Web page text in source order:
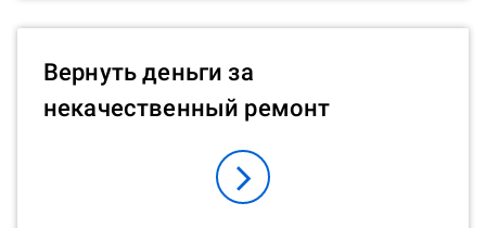
Вернуть деньги за
некачественный ремонт